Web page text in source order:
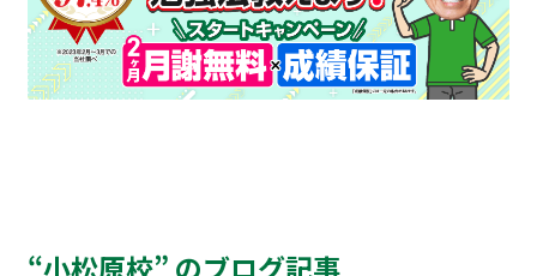
“小松原校” のブログ記事